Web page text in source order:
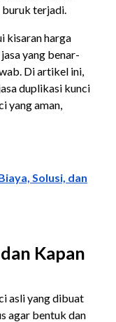
terjadi.
kisaran harga
yang benar-
Di artikel ini,
duplikasi kunci
yang aman,
Solusi, dan
Kapan
asli yang dibuat
agar bentuk dan